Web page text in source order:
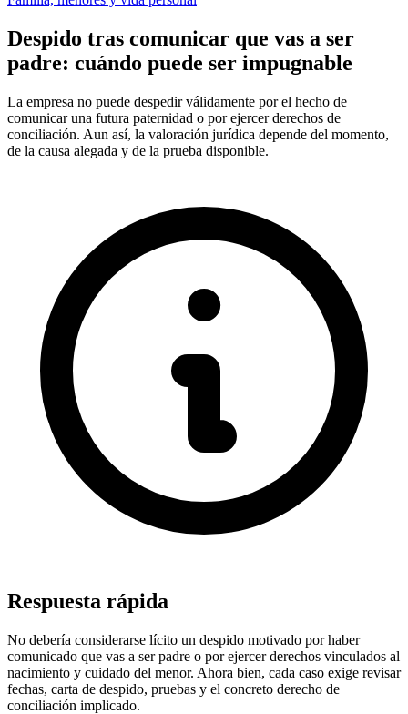
Despido tras comunicar que vas a ser
padre: cuándo puede ser impugnable
La empresa no puede despedir válidamente por el hecho de
comunicar una futura paternidad o por ejercer derechos de
conciliación. Aun así, la valoración jurídica depende del momento,
de la causa alegada y de la prueba disponible.
Respuesta rápida
No debería considerarse lícito un despido motivado por haber
comunicado que vas a ser padre o por ejercer derechos vinculados al
nacimiento y cuidado del menor. Ahora bien, cada caso exige revisar
fechas, carta de despido, pruebas y el concreto derecho de
conciliación implicado.